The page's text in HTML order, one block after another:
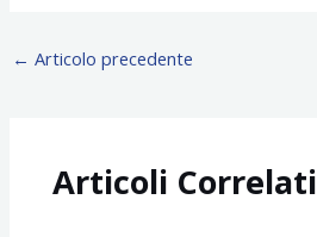
← Articolo precedente
Articoli Correlati